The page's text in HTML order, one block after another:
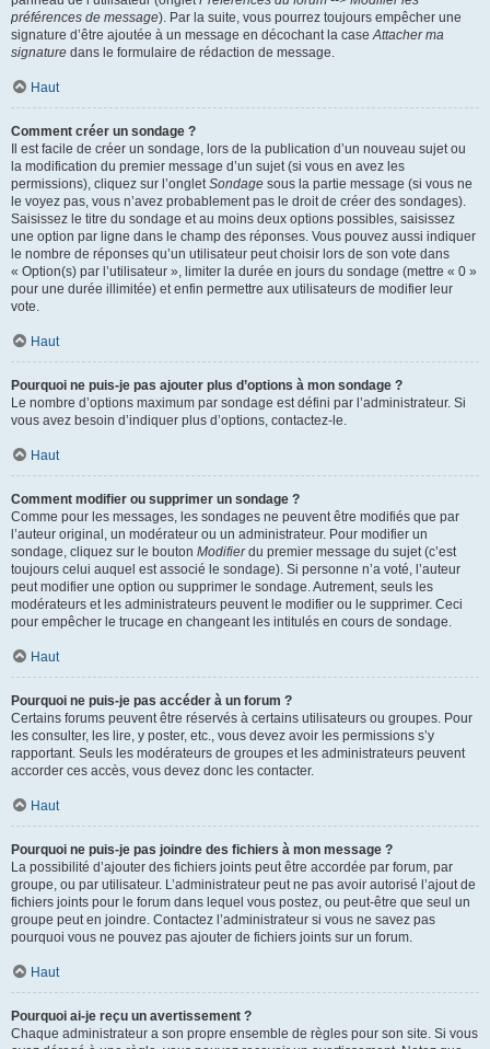
préférences de message). Par la suite, vous pourrez toujours empêcher une
signature d’être ajoutée à un message en décochant la caseAttacher ma
signature dans le formulaire de rédaction de message.
Haut
Comment créer un sondage ?
Il est facile de créer un sondage, lors de la publication d’un nouveau sujet ou
la modification du premier message d’un sujet (si vous en avez les
permissions), cliquez sur l’ongletSondage sous la partie message (si vous ne
le voyez pas, vous n’avez probablement pas le droit de créer des sondages).
Saisissez le titre du sondage et au moins deux options possibles, saisissez
une option par ligne dans le champ des réponses. Vous pouvez aussi indiquer
le nombre de réponses qu’un utilisateur peut choisir lors de son vote dans
« Option(s) par l’utilisateur », limiter la durée en jours du sondage (mettre « 0 »
pour une durée illimitée) et enfin permettre aux utilisateurs de modifier leur
vote.
Haut
Pourquoi ne puis-je pas ajouter plus d’options à mon sondage ?
Le nombre d’options maximum par sondage est défini par l’administrateur. Si
vous avez besoin d’indiquer plus d’options, contactez-le.
Haut
Comment modifier ou supprimer un sondage ?
Comme pour les messages, les sondages ne peuvent être modifiés que par
l’auteur original, un modérateur ou un administrateur. Pour modifier un
sondage, cliquez sur le bouton Modifierdu premier message du sujet (c’est
toujours celui auquel est associé le sondage). Si personne n’a voté, l’auteur
peut modifier une option ou supprimer le sondage. Autrement, seuls les
modérateurs et les administrateurs peuvent le modifier ou le supprimer. Ceci
pour empêcher le trucage en changeant les intitulés en cours de sondage.
Haut
Pourquoi ne puis-je pas accéder à un forum ?
Certains forums peuvent être réservés à certains utilisateurs ou groupes. Pour
les consulter, les lire, y poster, etc., vous devez avoir les permissions s’y
rapportant. Seuls les modérateurs de groupes et les administrateurs peuvent
accorder ces accès, vous devez donc les contacter.
Haut
Pourquoi ne puis-je pas joindre des fichiers à mon message ?
La possibilité d’ajouter des fichiers joints peut être accordée par forum, par
groupe, ou par utilisateur. L’administrateur peut ne pas avoir autorisé l’ajout de
fichiers joints pour le forum dans lequel vous postez, ou peut-être que seul un
groupe peut en joindre. Contactez l’administrateur si vous ne savez pas
pourquoi vous ne pouvez pas ajouter de fichiers joints sur un forum.
Haut
Pourquoi ai-je reçu un avertissement ?
Chaque administrateur a son propre ensemble de règles pour son site. Si vous